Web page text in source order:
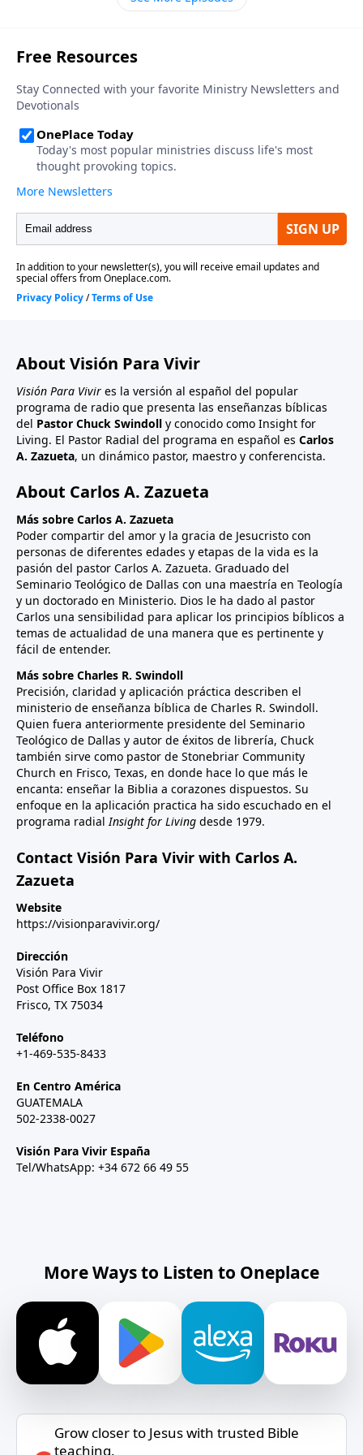
penetrante debido a que ellos eran tibios
extendiéndoles una oportunidad para que se vuelvan
de su estilo de vida nauseabundo y a medias de obras
inútiles y que respondan a su llamado a la puerta. Lo
dice a nosotros hoy: «Nunca es demasiado tarde para
hacer lo correcto».
About Visión Para Vivir
Visión Para Vivir es la versión al español del popular
programa de radio que presenta las enseñanzas bíblicas
del Pastor Chuck Swindoll y conocido como Insight for
Living. El Pastor Radial del programa en español es Carlos
A. Zazueta, un dinámico pastor, maestro y conferencista.
About Carlos A. Zazueta
Más sobre Carlos A. Zazueta
Poder compartir del amor y la gracia de Jesucristo con
personas de diferentes edades y etapas de la vida es la
pasión del pastor Carlos A. Zazueta. Graduado del
Seminario Teológico de Dallas con una maestría en Teología
y un doctorado en Ministerio. Dios le ha dado al pastor
Carlos una sensibilidad para aplicar los principios bíblicos a
temas de actualidad de una manera que es pertinente y
fácil de entender.
Más sobre Charles R. Swindoll
Precisión, claridad y aplicación práctica describen el
ministerio de enseñanza bíblica de Charles R. Swindoll.
Quien fuera anteriormente presidente del Seminario
Teológico de Dallas y autor de éxitos de librería, Chuck
también sirve como pastor de Stonebriar Community
Church en Frisco, Texas, en donde hace lo que más le
encanta: enseñar la Biblia a corazones dispuestos. Su
enfoque en la aplicación practica ha sido escuchado en el
programa radial Insight for Living desde 1979.
Contact Visión Para Vivir with Carlos A.
Zazueta
Website
https://visionparavivir.org/
Dirección
Visión Para Vivir
Post Office Box 1817
Frisco, TX 75034
Teléfono
+1-469-535-8433
En Centro América
GUATEMALA
502-2338-0027
Visión Para Vivir España
Tel/WhatsApp: +34 672 66 49 55
More Ways to Listen to Oneplace
Grow closer to Jesus with trusted Bible
teaching.